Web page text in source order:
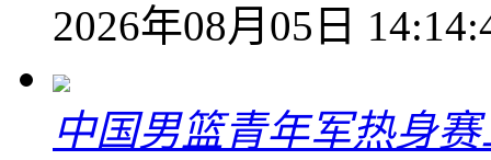
2026年08月05日
中国男篮青年军热身